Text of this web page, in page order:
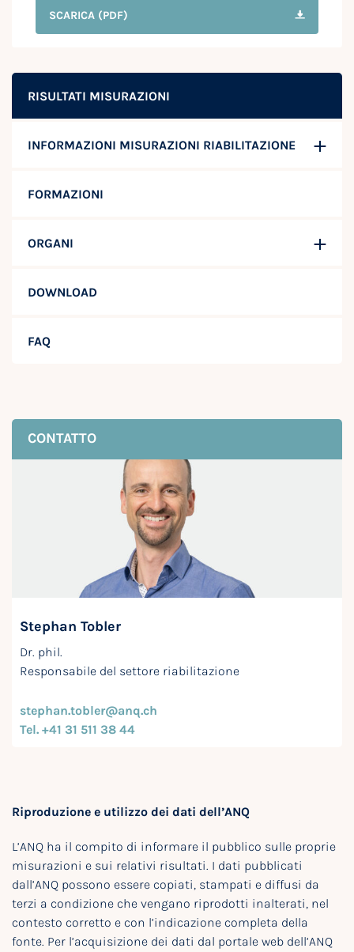
RISULTATI MISURAZIONI
INFORMAZIONI MISURAZIONI RIABILITAZIONE
FORMAZIONI
ORGANI
DOWNLOAD
FAQ
CONTATTO
Stephan Tobler
Dr. phil.
Responsabile del settore riabilitazione
stephan.tobler@anq.ch
Tel. +41 31 511 38 44
Riproduzione e utilizzo dei dati dell’ANQ
L’ANQ ha il compito di informare il pubblico sulle proprie
misurazioni e sui relativi risultati. I dati pubblicati
dall’ANQ possono essere copiati, stampati e diffusi da
terzi a condizione che vengano riprodotti inalterati, nel
contesto corretto e con l’indicazione completa della
fonte. Per l’acquisizione dei dati dal portale web dell’ANQ
SCARICA (PDF)